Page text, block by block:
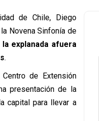
de Chile, Diego
Novena Sinfonía de
explanada afuera
.
de Extensión
presentación de la
capital para llevar a